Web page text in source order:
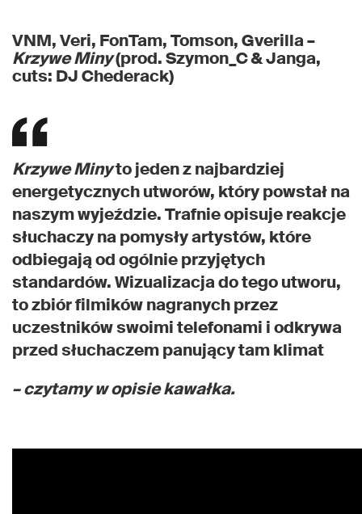
VNM, Veri, FonTam, Tomson, Gverilla –
Krzywe Miny(prod. Szymon_C & Janga,
cuts: DJ Chederack)
Krzywe Minyto jeden z najbardziej
energetycznych utworów, który powstał na
naszym wyjeździe. Trafnie opisuje reakcje
słuchaczy na pomysły artystów, które
odbiegają od ogólnie przyjętych
standardów. Wizualizacja do tego utworu,
to zbiór filmików nagranych przez
uczestników swoimi telefonami i odkrywa
przed słuchaczem panujący tam klimat
– czytamy w opisie kawałka.